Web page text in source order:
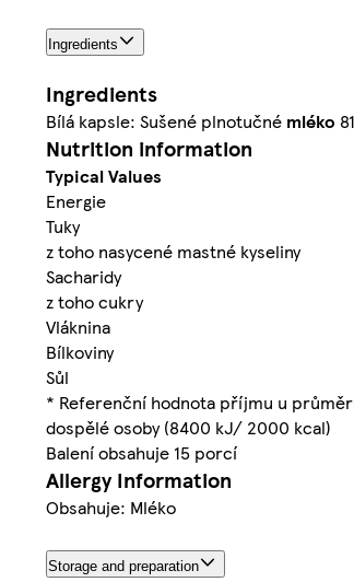
Ingredients
Ingredients
Bílá kapsle: Sušené plnotučné mléko
Nutrition information
Typical Values
Energie
Tuky
z toho nasycené mastné kyseliny
Sacharidy
z toho cukry
Vláknina
Bílkoviny
Sůl
* Referenční hodnota příjmu u
dospělé osoby (8400 kJ/ 2000 kcal)
Balení obsahuje 15 porcí
Allergy Information
Obsahuje: Mléko
Storage and preparation